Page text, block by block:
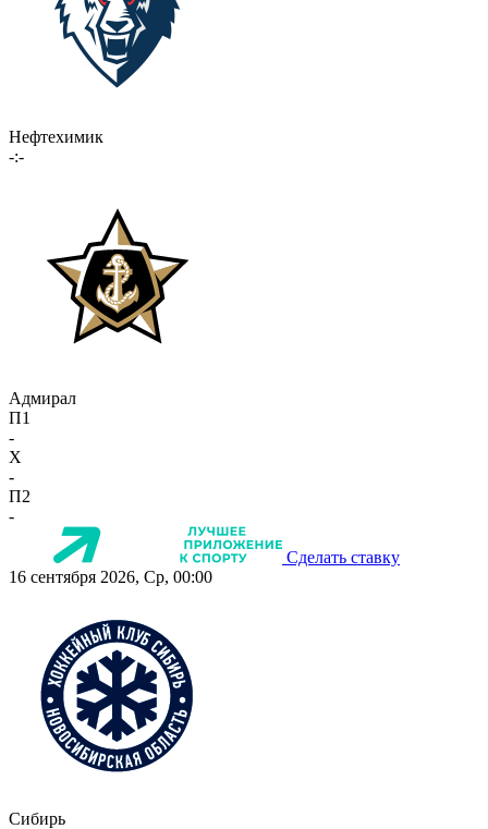
Нефтехимик
-:-
Адмирал
П1
-
X
-
П2
-
Сделать ставку
16 сентября 2026, Ср, 00:00
Сибирь